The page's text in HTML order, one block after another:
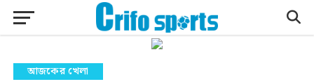
আজকের খেলা